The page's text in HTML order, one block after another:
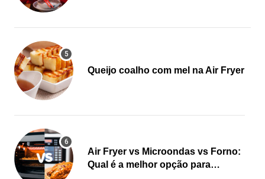
Queijo coalho com mel na Air Fryer
Air Fryer vs Microondas vs Forno:
Qual é a melhor opção para